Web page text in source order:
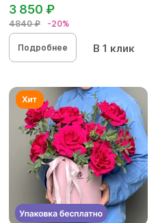
4840 ₽ -20%
3 850 ₽
Подробнее В 1 клик